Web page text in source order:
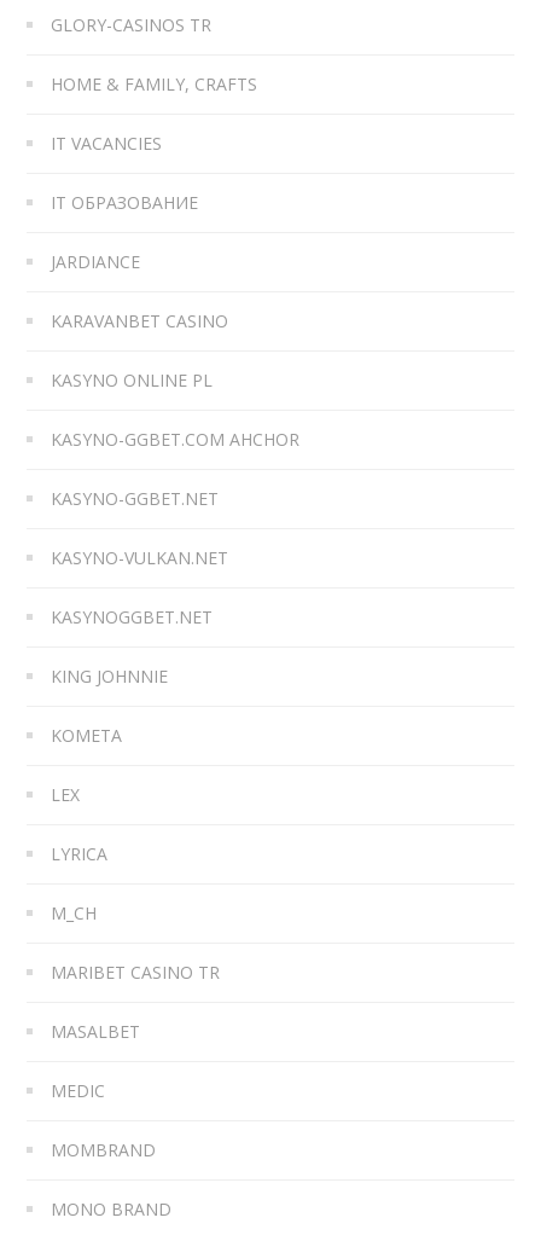
GLORY-CASINOS TR
HOME & FAMILY, CRAFTS
IT VACANCIES
IT ОБРАЗОВАНИЕ
JARDIANCE
KARAVANBET CASINO
KASYNO ONLINE PL
KASYNO-GGBET.COM AHCHOR
KASYNO-GGBET.NET
KASYNO-VULKAN.NET
KASYNOGGBET.NET
KING JOHNNIE
KOMETA
LEX
LYRICA
M_CH
MARIBET CASINO TR
MASALBET
MEDIC
MOMBRAND
MONO BRAND